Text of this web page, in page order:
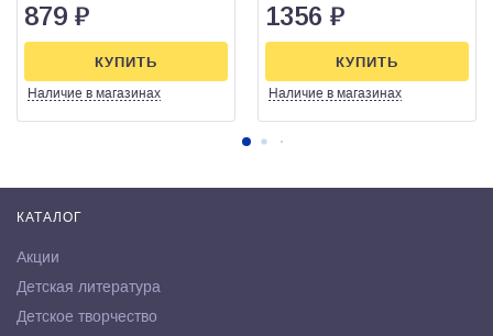
879 ₽
Наличие в магазинах
КУПИТЬ
1356 ₽
Наличие в магазинах
КУПИТЬ
КАТАЛОГ
Акции
Детская литература
Детское творчество